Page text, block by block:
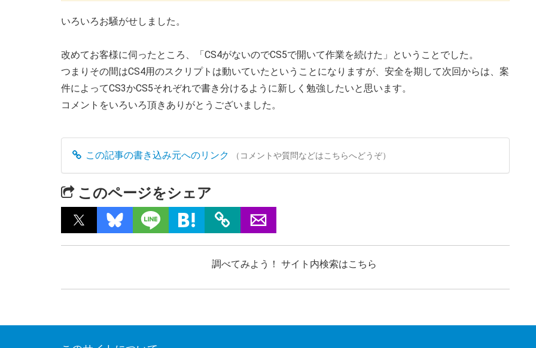
いろいろお騒がせしました。
改めてお客様に伺ったところ、「CS4がないのでCS5で開いて作業を続けた」ということでした。
つまりその間はCS4用のスクリプトは動いていたということになりますが、安全を期して次回からは、案
件によってCS3かCS5それぞれで書き分けるように新しく勉強したいと思います。
コメントをいろいろ頂きありがとうございました。
この記事の書き込み元へのリンク （コメントや質問などはこちらへどうぞ）
このページをシェア
調べてみよう！ サイト内検索はこちら